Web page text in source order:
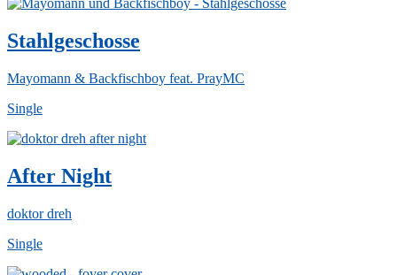
Stahlgeschosse
Mayomann & Backfischboy feat. PrayMC
Single
After Night
doktor dreh
Single